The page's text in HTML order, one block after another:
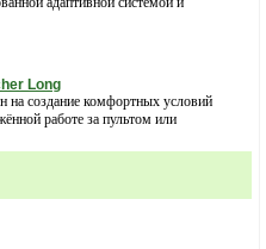
Long
на создание комфортных условий
работе за пультом или